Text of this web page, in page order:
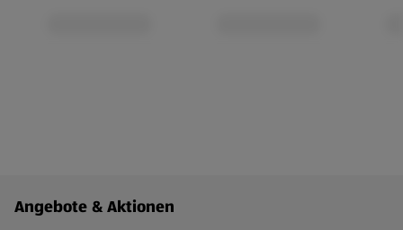
Fußzeilenmenü - weitere Links
Angebote & Aktionen